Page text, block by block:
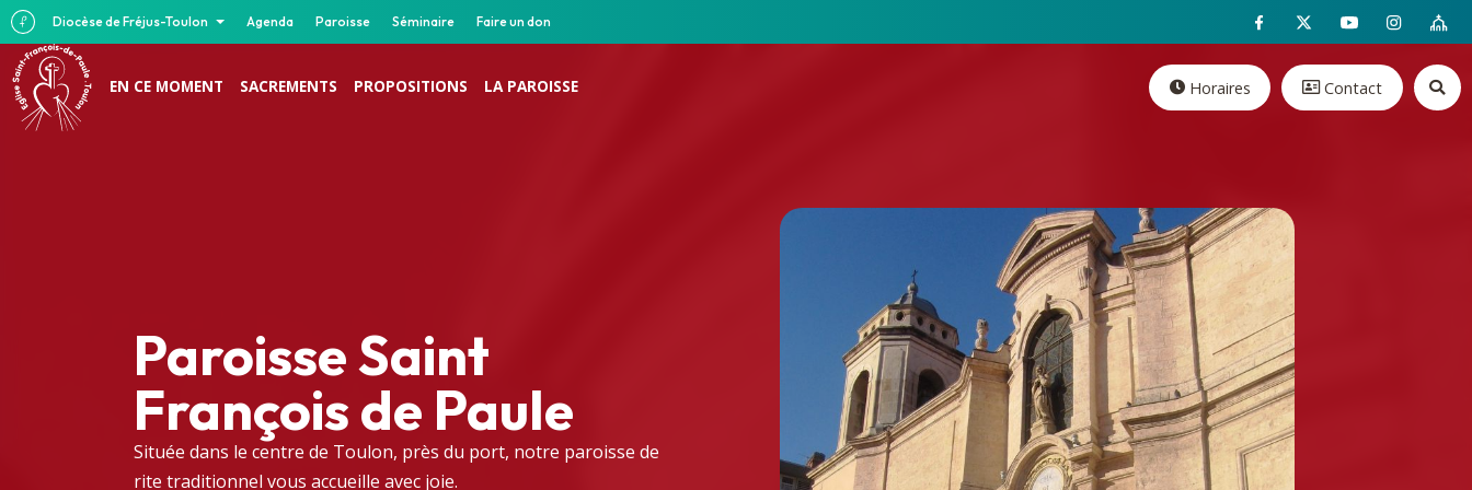
Diocèse de Fréjus-Toulon Agenda Paroisse Séminaire Faire un don
EN CE MOMENT SACREMENTS PROPOSITIONS LA PAROISSE Horaires Contact
Paroisse Saint
François de Paule
Située dans le centre de Toulon, près du port, notre paroisse de
rite traditionnel vous accueille avec joie.